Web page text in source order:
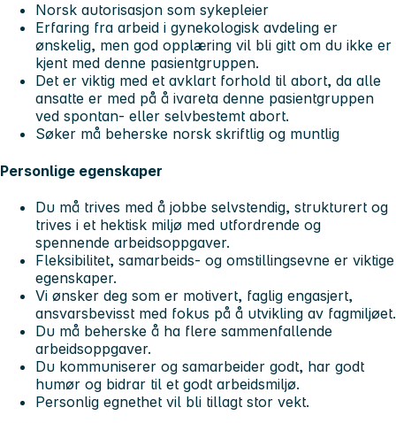
Norsk autorisasjon som sykepleier
Erfaring fra arbeid i gynekologisk avdeling er
ønskelig, men god opplæring vil bli gitt om du ikke er
kjent med denne pasientgruppen.
Det er viktig med et avklart forhold til abort, da alle
ansatte er med på å ivareta denne pasientgruppen
ved spontan- eller selvbestemt abort.
Søker må beherske norsk skriftlig og muntlig
Personlige egenskaper
Du må trives med å jobbe selvstendig, strukturert og
trives i et hektisk miljø med utfordrende og
spennende arbeidsoppgaver.
Fleksibilitet, samarbeids- og omstillingsevne er viktige
egenskaper.
Vi ønsker deg som er motivert, faglig engasjert,
ansvarsbevisst med fokus på å utvikling av fagmiljøet.
Du må beherske å ha flere sammenfallende
arbeidsoppgaver.
Du kommuniserer og samarbeider godt, har godt
humør og bidrar til et godt arbeidsmiljø.
Personlig egnethet vil bli tillagt stor vekt.